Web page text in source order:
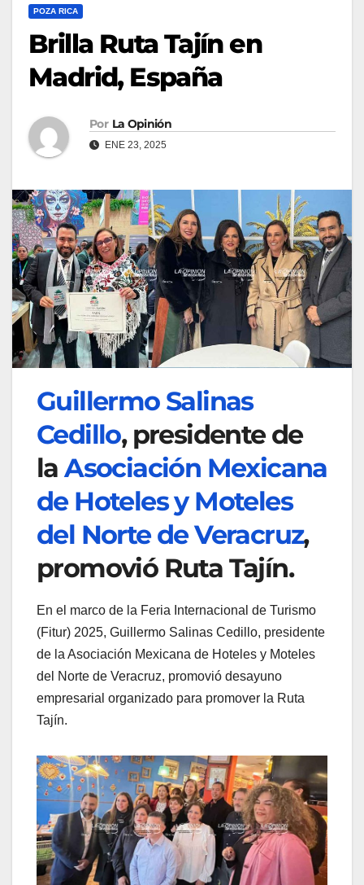
POZA RICA
Brilla Ruta Tajín en
Madrid, España
Por La Opinión
ENE 23, 2025
Guillermo Salinas
Cedillo, presidente de
laAsociación Mexicana
de Hoteles y Moteles
del Norte de Veracruz,
promovió Ruta Tajín.
En el marco de la Feria Internacional de Turismo
(Fitur) 2025, Guillermo Salinas Cedillo, presidente
de la Asociación Mexicana de Hoteles y Moteles
del Norte de Veracruz, promovió desayuno
empresarial organizado para promover la Ruta
Tajín.